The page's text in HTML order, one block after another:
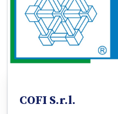
COFI S.r.l.